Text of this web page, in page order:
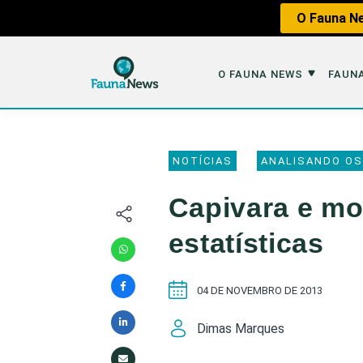
O Fauna
O FAUNA NEWS
O Fauna News
Equipe
Parceiros
Republique
Contato/Mídia Kit
Fauna em
Caça
Impactos dos
NOTÍCIAS ANALISANDO
Capivara e
estatísticas
Dimas Marques
04 DE NOVEMBRO DE 2013